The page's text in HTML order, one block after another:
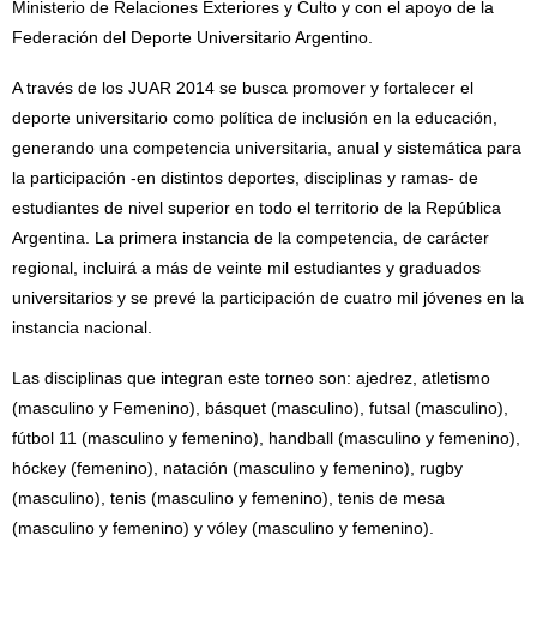
Ministerio de Relaciones Exteriores y Culto y con el apoyo de la
Federación del Deporte Universitario Argentino.
A través de los JUAR 2014 se busca promover y fortalecer el
deporte universitario como política de inclusión en la educación,
generando una competencia universitaria, anual y sistemática para
la participación -en distintos deportes, disciplinas y ramas- de
estudiantes de nivel superior en todo el territorio de la República
Argentina. La primera instancia de la competencia, de carácter
regional, incluirá a más de veinte mil estudiantes y graduados
universitarios y se prevé la participación de cuatro mil jóvenes en la
instancia nacional.
Las disciplinas que integran este torneo son: ajedrez, atletismo
(masculino y Femenino), básquet (masculino), futsal (masculino),
fútbol 11 (masculino y femenino), handball (masculino y femenino),
hóckey (femenino), natación (masculino y femenino), rugby
(masculino), tenis (masculino y femenino), tenis de mesa
(masculino y femenino) y vóley (masculino y femenino).